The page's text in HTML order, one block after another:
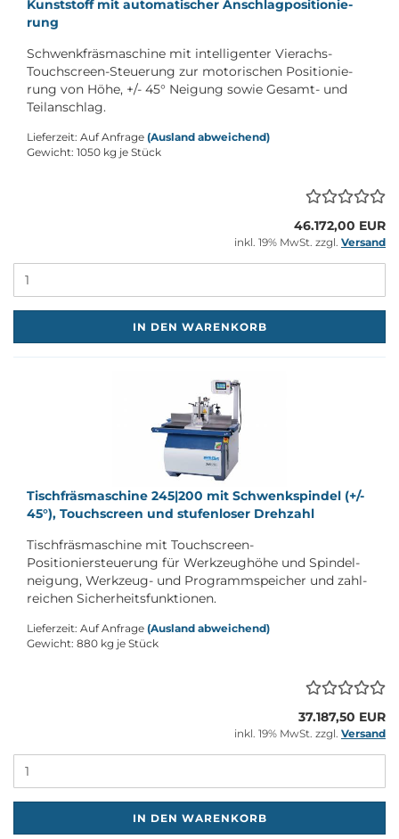
Kunst­stoff mit au­to­ma­ti­scher An­schlag­po­si­tio­nie­
rung
Schwenk­fräs­ma­schi­ne mit in­tel­li­gen­ter Vierachs-​
Touchscreen-Steuerung zur mo­to­ri­schen Po­si­tio­nie­
rung von Höhe, +/- 45° Nei­gung sowie Gesamt-​ und
Teil­an­schlag.
Lieferzeit: Auf Anfrage (Ausland abweichend)
Gewicht: 1050 kg je Stück
46.172,00 EUR
inkl. 19% MwSt. zzgl. Versand
IN DEN WARENKORB
Tisch­fräs­ma­schi­ne 245|200 mit Schwenk­spin­del (+/-
45°), Touch­screen und stu­fen­lo­ser Dreh­zahl
Tisch­fräs­ma­schi­ne mit Touchscreen-​
Positioniersteuerung für Werk­zeug­hö­he und Spin­del­
nei­gung, Werkzeug-​ und Pro­gramm­spei­cher und zahl­
rei­chen Si­cher­heits­funk­tio­nen.
Lieferzeit: Auf Anfrage (Ausland abweichend)
Gewicht: 880 kg je Stück
37.187,50 EUR
inkl. 19% MwSt. zzgl. Versand
IN DEN WARENKORB